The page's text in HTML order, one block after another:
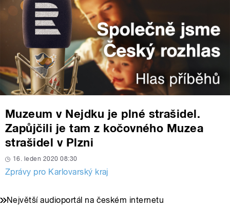
Muzeum v Nejdku je plné strašidel.
Zapůjčili je tam z kočovného Muzea
strašidel v Plzni
16. leden 2020 08:30
Zprávy pro Karlovarský kraj
Největší audioportál na českém internetu